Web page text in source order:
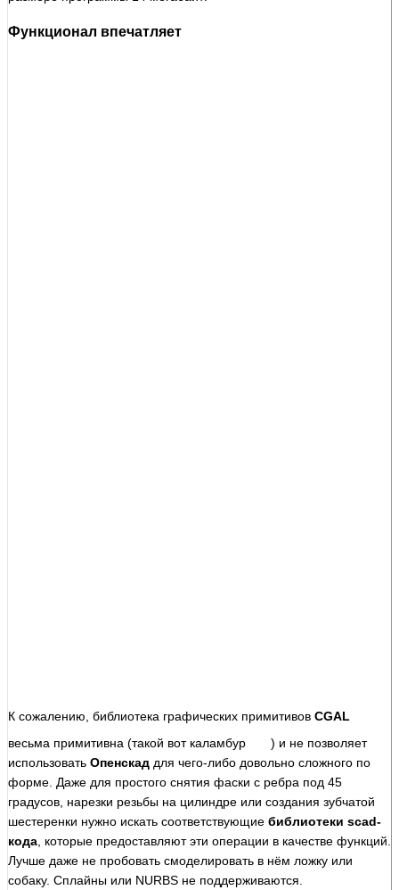
Функционал впечатляет
К сожалению, библиотека графических примитивов CGAL
весьма примитивна (такой вот каламбур
) и не позволяет
использовать Опенскад для чего-либо довольно сложного по
форме. Даже для простого снятия фаски с ребра под 45
градусов, нарезки резьбы на цилиндре или создания зубчатой
шестеренки нужно искать соответствующие библиотеки scad-
кода , которые предоставляют эти операции в качестве функций.
Лучше даже не пробовать смоделировать в нём ложку или
собаку. Сплайны или NURBS не поддерживаются.